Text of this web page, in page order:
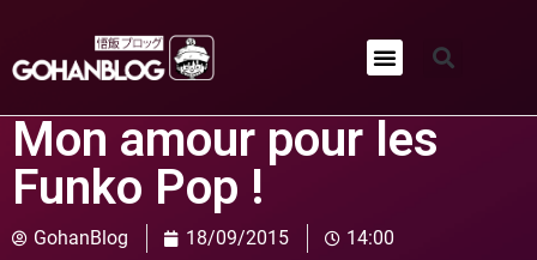
Mon amour pour les
Funko Pop !
GohanBlog 18/09/2015 14:00